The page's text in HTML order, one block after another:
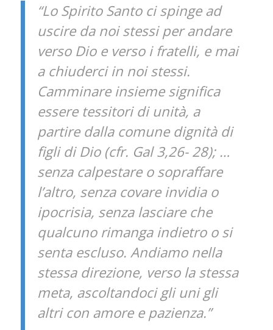
“Lo Spirito Santo ci spinge ad
uscire da noi stessi per andare
verso Dio e verso i fratelli, e mai
a chiuderci in noi stessi.
Camminare insieme significa
essere tessitori di unità, a
partire dalla comune dignità di
figli di Dio (cfr. Gal 3,26- 28); …
senza calpestare o sopraffare
l’altro, senza covare invidia o
ipocrisia, senza lasciare che
qualcuno rimanga indietro o si
senta escluso. Andiamo nella
stessa direzione, verso la stessa
meta, ascoltandoci gli uni gli
altri con amore e pazienza.”